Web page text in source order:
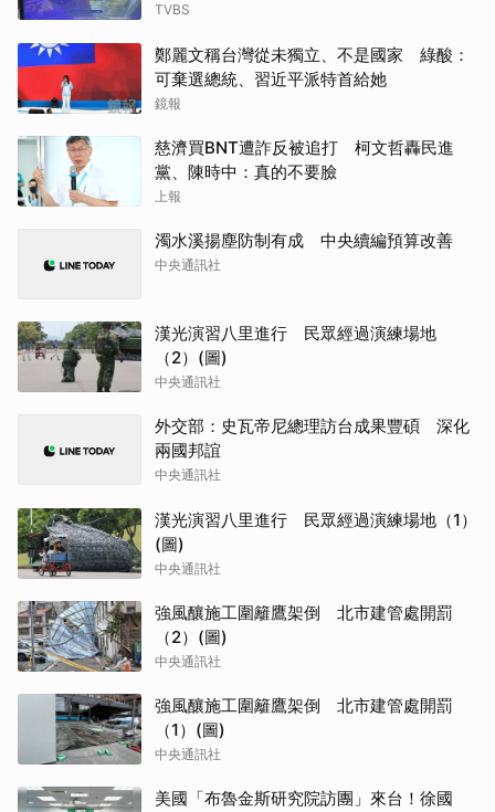
TVBS
鄭麗文稱台灣從未獨立、不是國家 綠酸：
可棄選總統、習近平派特首給她
鏡報
慈濟買BNT遭詐反被追打 柯文哲轟民進
黨、陳時中：真的不要臉
上報
濁水溪揚塵防制有成 中央續編預算改善
中央通訊社
漢光演習八里進行 民眾經過演練場地
（2）(圖)
中央通訊社
外交部：史瓦帝尼總理訪台成果豐碩 深化
兩國邦誼
中央通訊社
漢光演習八里進行 民眾經過演練場地（1）
(圖)
中央通訊社
強風釀施工圍籬鷹架倒 北市建管處開罰
（2）(圖)
中央通訊社
強風釀施工圍籬鷹架倒 北市建管處開罰
（1）(圖)
中央通訊社
美國「布魯金斯研究院訪團」來台！徐國